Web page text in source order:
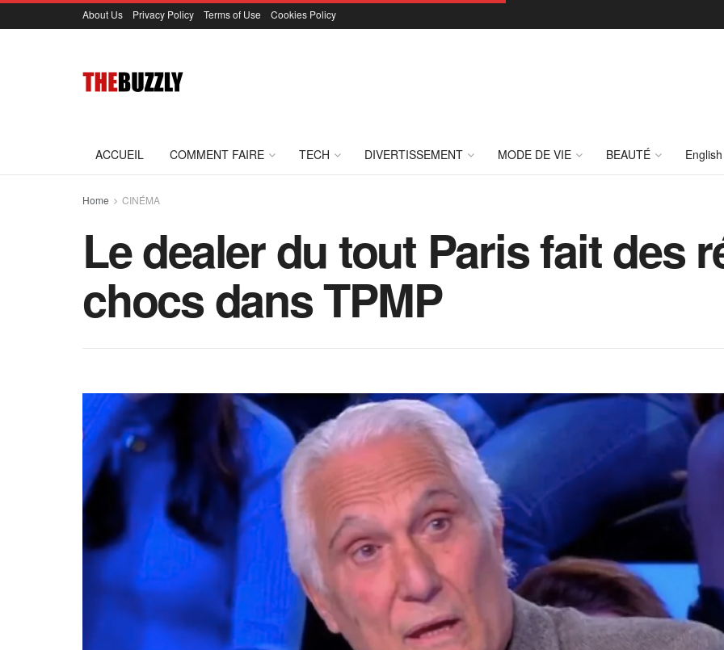
About Us Privacy Policy Terms of Use Cookies Policy
ACCUEIL COMMENT FAIRE TECH DIVERTISSEMENT MODE DE VIE BEAUTÉ
Home CINÉMA
Le dealer du tout Paris fait des
chocs dans TPMP